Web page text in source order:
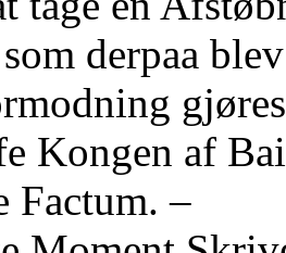
derpaa
Kongen af
Factum. –